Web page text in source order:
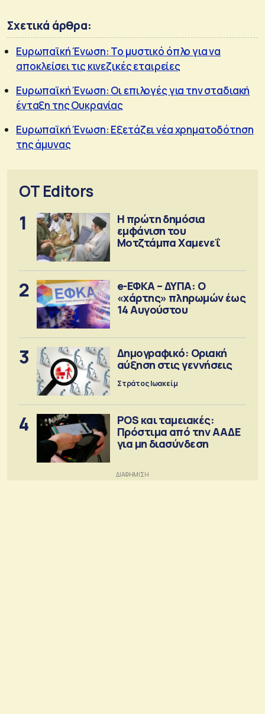
Σχετικά άρθρα:
Ευρωπαϊκή Ένωση: Το μυστικό όπλο για να
αποκλείσει τις κινεζικές εταιρείες
Ευρωπαϊκή Ένωση: Οι επιλογές για την σταδιακή
ένταξη της Ουκρανίας
Ευρωπαϊκή Ένωση: Εξετάζει νέα χρηματοδότηση
της άμυνας
OT Editors
1
Η πρώτη δημόσια
εμφάνιση του
Μοτζτάμπα Χαμενεΐ
2
e-ΕΦΚΑ – ΔΥΠΑ: Ο
«χάρτης» πληρωμών έως
14 Αυγούστου
3
Δημογραφικό: Οριακή
αύξηση στις γεννήσεις
Στράτος Ιωακείμ
4
POS και ταμειακές:
Πρόστιμα από την ΑΑΔΕ
για μη διασύνδεση